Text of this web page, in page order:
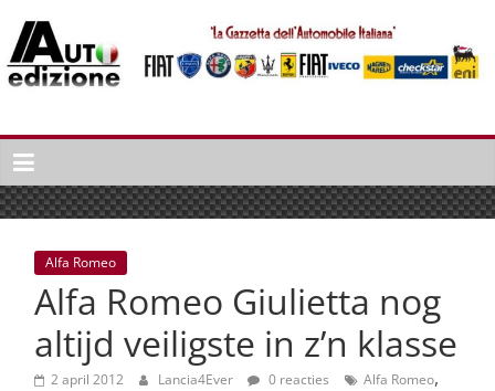
naar
inhoud
Auto
Edizione
La
Gazetta
dell'Automobile
Italiana
Italiaans
autonieuws
Alfa Romeo
Alfa Romeo Giulietta nog
altijd veiligste in z’n klasse
2 april 2012 Lancia4Ever 0 reacties Alfa Romeo,